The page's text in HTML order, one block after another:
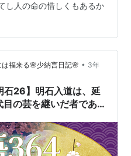
by 蒲鉾さちこ🌷 少
&古典 syounagon-web ぜ
web-
し人の命の惜しくもあるか
福来る🌸少納言日記🌸 • 3年
石26】明石入道は、延
の芸を継いだ者であ